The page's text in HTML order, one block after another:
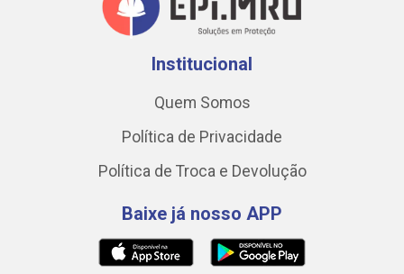
Institucional
Quem Somos
Política de Privacidade
Política de Troca e Devolução
Baixe já nosso APP